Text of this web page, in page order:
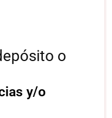
o
y/o